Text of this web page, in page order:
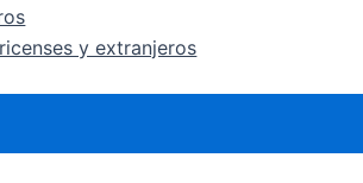
y extranjeros